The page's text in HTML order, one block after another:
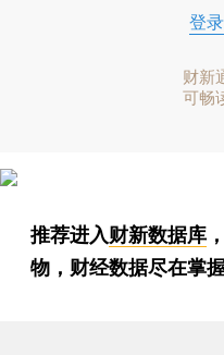
登录
财新
可畅
推荐进入财新数据库
物，财经数据尽在掌握